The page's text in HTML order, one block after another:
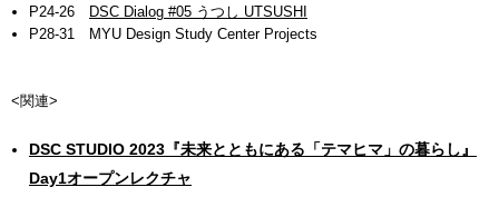
P24-26
DSC Dialog #05 うつし UTSUSHI
P28-31 MYU Design Study Center Projects
<関連>
DSC STUDIO 2023『未来とともにある「テマヒマ」の暮らし』
Day1オープンレクチャ